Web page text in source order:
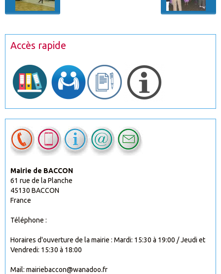
Accès rapide
Mairie de BACCON
61 rue de la Planche
45130 BACCON
France
Téléphone :
Horaires d'ouverture de la mairie : Mardi: 15:30 à 19:00 / Jeudi et
Vendredi: 15:30 à 18:00
Mail: mairiebaccon@wanadoo.fr